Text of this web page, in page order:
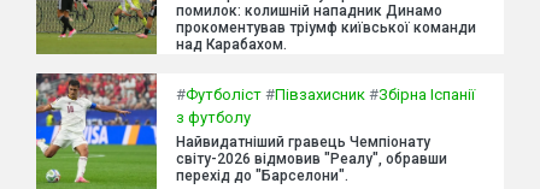
помилок: колишній нападник Динамо
прокоментував тріумф київської команди
над Карабахом.
#Футболіст #Півзахисник #Збірна Іспанії
з футболу
Найвидатніший гравець Чемпіонату
світу-2026 відмовив "Реалу", обравши
перехід до "Барселони".